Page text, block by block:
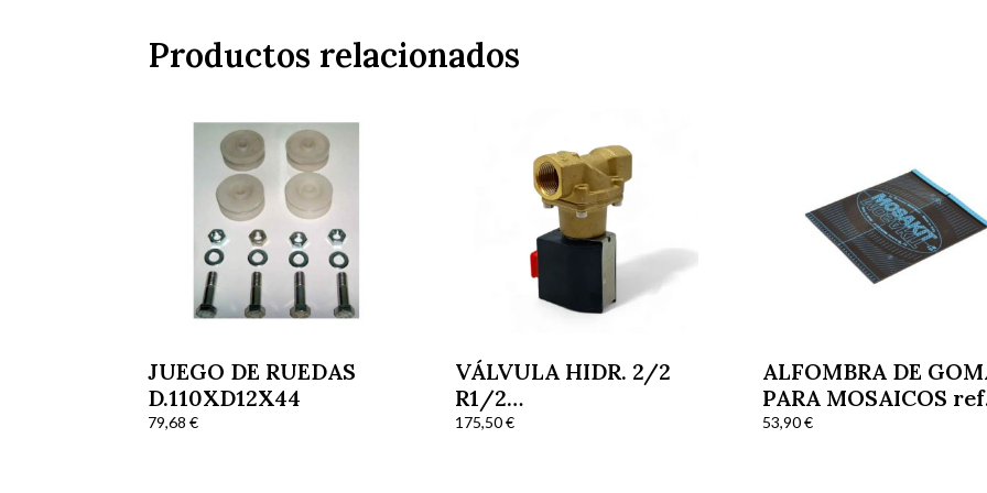
Productos relacionados
JUEGO DE RUEDAS
D.110XD12X44
79,68€
VÁLVULA HIDR. 2/2
R1/2
ELECTROVÁLVULA 42V
175,50€
ALFOMBRA DE
PARA MOSAICOS
53,90€